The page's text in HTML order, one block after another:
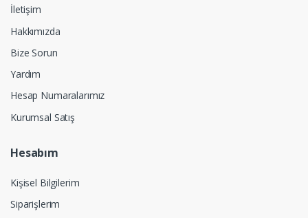
İletişim
Hakkımızda
Bize Sorun
Yardım
Hesap Numaralarımız
Kurumsal Satış
Hesabım
Kişisel Bilgilerim
Siparişlerim